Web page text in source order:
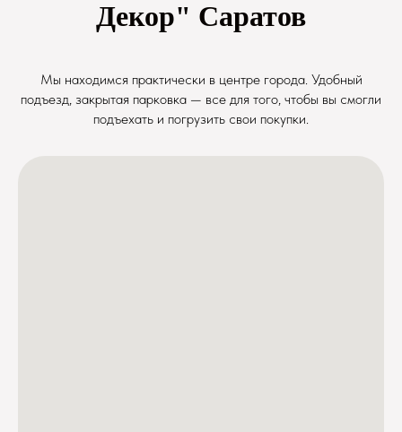
Декор" Саратов
Мы находимся практически в центре города. Удобный
подъезд, закрытая парковка — все для того, чтобы вы смогли
подъехать и погрузить свои покупки.